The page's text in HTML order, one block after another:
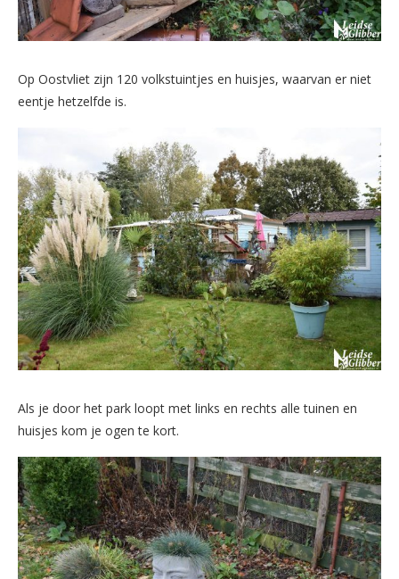
Op Oostvliet zijn 120 volkstuintjes en huisjes, waarvan er niet
eentje hetzelfde is.
Als je door het park loopt met links en rechts alle tuinen en
huisjes kom je ogen te kort.